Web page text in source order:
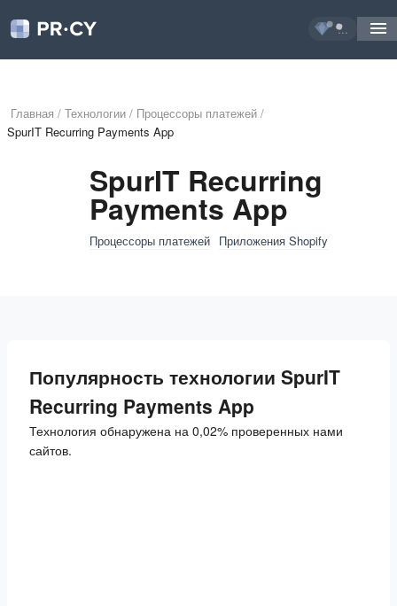
...
Главная / Технологии / Процессоры платежей /
SpurIT Recurring Payments App
SpurIT Recurring
Payments App
Процессоры платежей Приложения Shopify
Популярность технологии SpurIT
Recurring Payments App
Технология обнаружена на 0,02% проверенных нами
сайтов.